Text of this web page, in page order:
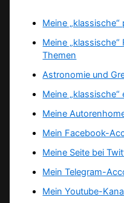
Meine
Meine
Themen
Astronomie und
Meine
Meine
Mein Facebook-
Meine Seite bei
Mein Telegram-
Mein Youtube-